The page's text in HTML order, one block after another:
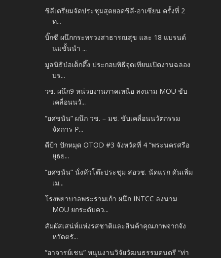
ชิลีเตรียมจัดประชุมสุดยอดชิลี-อาเซียน ครั้งที่ 2
ท...
บิ๊กซี ผนึกกระทรวงสาธารณสุข และ 18 แบรนด์
นมชั้นนำ ...
มูลนิธิป่อเต็กตึ๊ง ประกอบพิธีจุดเทียนเปิดงานฉลอง
บร...
วช. ผนึก9 หน่วยงานภาคเหนือ ลงนาม MOU ขับ
เคลื่อนนวั...
“ยศชนัน” ผนึก วช. – มช. ขับเคลื่อนนวัตกรรม
จัดการ P...
ดีป้า ปักหมุด OTOD #3 จังหวัดที่ 4 “พระนครศรีอ
ยุธย...
“ยศชนัน” นั่งหัวโต๊ะประชุม สอวช. นัดแรก ดันเพิ่ม
เม...
โรงพยาบาลพระรามเก้า ผนึก INTCC ลงนาม
MOU ยกระดับคว...
สัมผัสเสน่ห์แห่งรสชาติและสินค้าคุณภาพจากจัง
หวัดตรั...
“อาจารย์เชน” หนุนงานวิจัยวัฒนธรรมดนตรี “ท่า